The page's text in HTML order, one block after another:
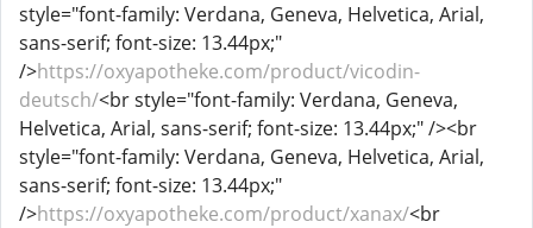
style="font-family: Verdana, Geneva, Helvetica, Arial,
sans-serif; font-size: 13.44px;"
/>https://oxyapotheke.com/product/vicodin-
deutsch/<br style="font-family: Verdana, Geneva,
Helvetica, Arial, sans-serif; font-size: 13.44px;" /><br
style="font-family: Verdana, Geneva, Helvetica, Arial,
sans-serif; font-size: 13.44px;"
/>https://oxyapotheke.com/product/xanax/<br